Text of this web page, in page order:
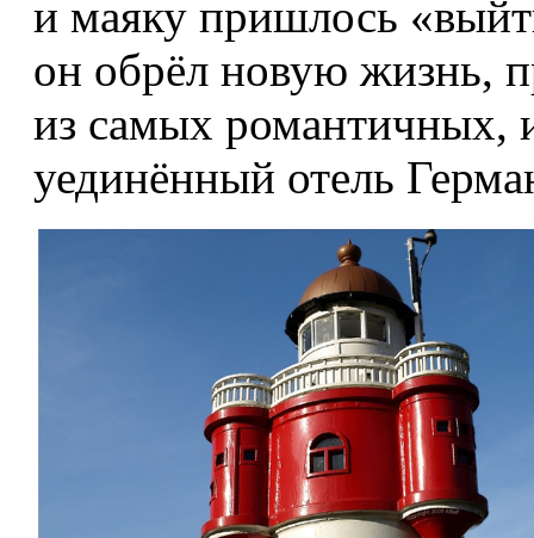
и маяку пришлось
он обрёл новую жизнь,
из самых романтичных,
уединённый отель